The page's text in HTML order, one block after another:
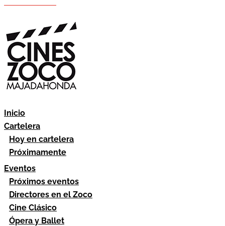
Inicio
Cartelera
Hoy en cartelera
Próximamente
Eventos
Próximos eventos
Directores en el Zoco
Cine Clásico
Ópera y Ballet